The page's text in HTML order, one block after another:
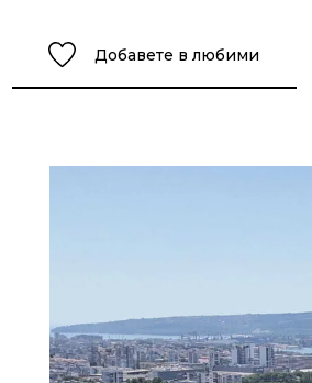
Добавете в любими